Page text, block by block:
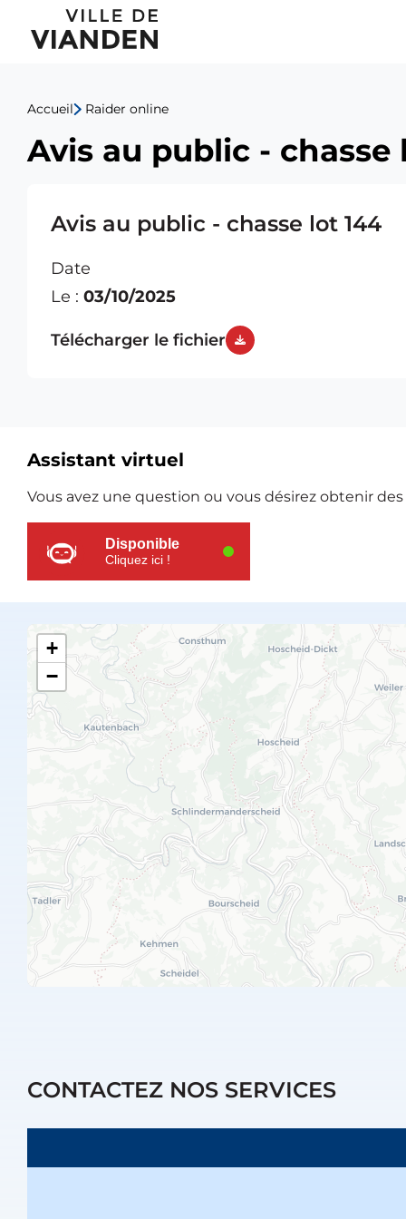
Avis
au
public
lot
144
Menu
navigation
principal
Accueil Raider online
Avis au public - chasse
Avis au public - chasse lot 144
Date
Le : 03/10/2025
Télécharger le fichier
Ressources
supplémentaires
Assistant virtuel
Vous avez une question ou vous désirez obtenir
Disponible
Cliquez ici !
+
−
CONTACTEZ NOS SERVICES